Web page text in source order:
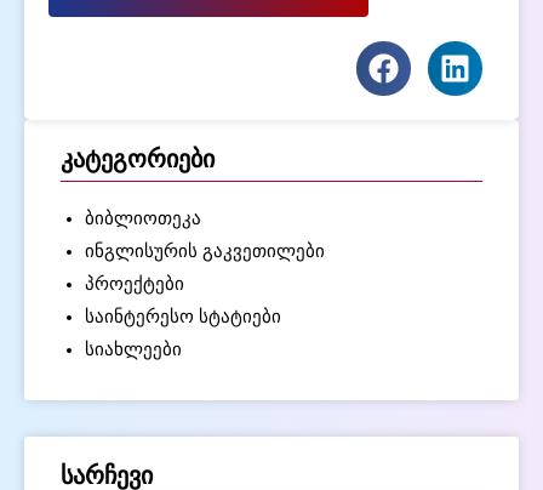
კატეგორიები
ბიბლიოთეკა
ინგლისურის გაკვეთილები
პროექტები
საინტერესო სტატიები
სიახლეები
სარჩევი